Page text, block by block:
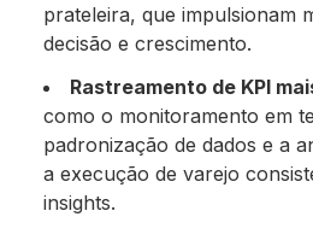
prateleira, que impulsionam
decisão e crescimento.
Rastreamento de KPI
como o monitoramento em
padronização de dados e a
a execução de varejo
insights.